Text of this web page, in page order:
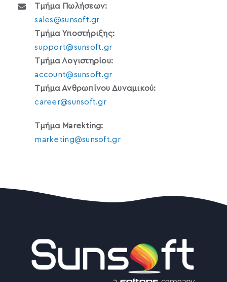
Τμήμα Πωλήσεων:
sales@sunsoft.gr
Τμήμα Υποστήριξης:
support@sunsoft.gr
Τμήμα Λογιστηρίου:
account@sunsoft.gr
Τμήμα Ανθρωπίνου Δυναμικού:
career@sunsoft.gr
Τμήμα Marekting:
marketing@sunsoft.gr